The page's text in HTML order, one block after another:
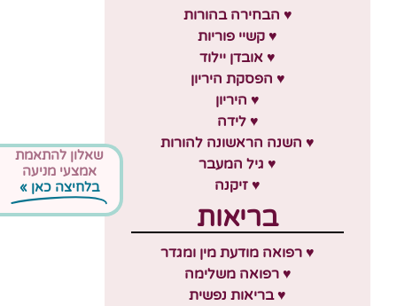
♥ הבחירה בהורות
♥ קשיי פוריות
♥ אובדן יילוד
♥ הפסקת היריון
♥ היריון
♥ לידה
♥ השנה הראשונה להורות
♥ גיל המעבר
♥ זיקנה
בריאות
♥ רפואה מודעת מין ומגדר
♥ רפואה משלימה
♥ בריאות נפשית
שאלון להתאמת
אמצעי מניעה
בלחיצה כאן »